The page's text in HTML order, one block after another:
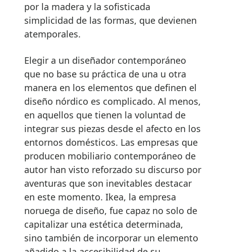
por la madera y la sofisticada
simplicidad de las formas, que devienen
atemporales.
Elegir a un diseñador contemporáneo
que no base su práctica de una u otra
manera en los elementos que definen el
diseño nórdico es complicado. Al menos,
en aquellos que tienen la voluntad de
integrar sus piezas desde el afecto en los
entornos domésticos. Las empresas que
producen mobiliario contemporáneo de
autor han visto reforzado su discurso por
aventuras que son inevitables destacar
en este momento. Ikea, la empresa
noruega de diseño, fue capaz no solo de
capitalizar una estética determinada,
sino también de incorporar un elemento